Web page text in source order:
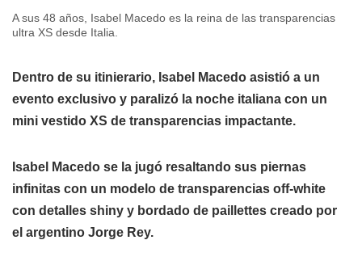
A sus 48 años, Isabel Macedo es la reina de las transparencias
ultra XS desde Italia.
Dentro de su itinierario, Isabel Macedo asistió a un
evento exclusivo y paralizó la noche italiana con un
mini vestido XS de transparencias impactante.
Isabel Macedo se la jugó resaltando sus piernas
infinitas con un modelo de transparencias off-white
con detalles shiny y bordado de paillettes creado por
el argentino Jorge Rey.